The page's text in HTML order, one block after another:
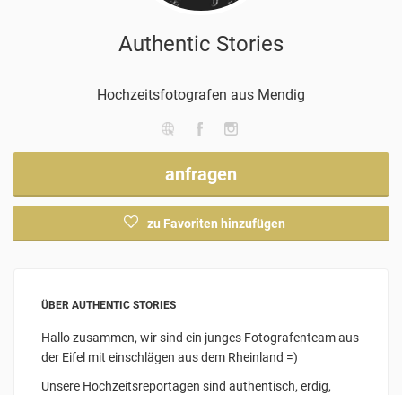
Authentic Stories
Hochzeitsfotografen aus Mendig
anfragen
zu Favoriten hinzufügen
ÜBER AUTHENTIC STORIES
Hallo zusammen, wir sind ein junges Fotografenteam aus
der Eifel mit einschlägen aus dem Rheinland =)
Unsere Hochzeitsreportagen sind authentisch, erdig,